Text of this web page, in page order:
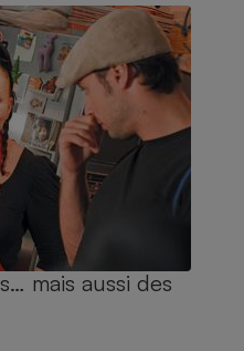
mais aussi des